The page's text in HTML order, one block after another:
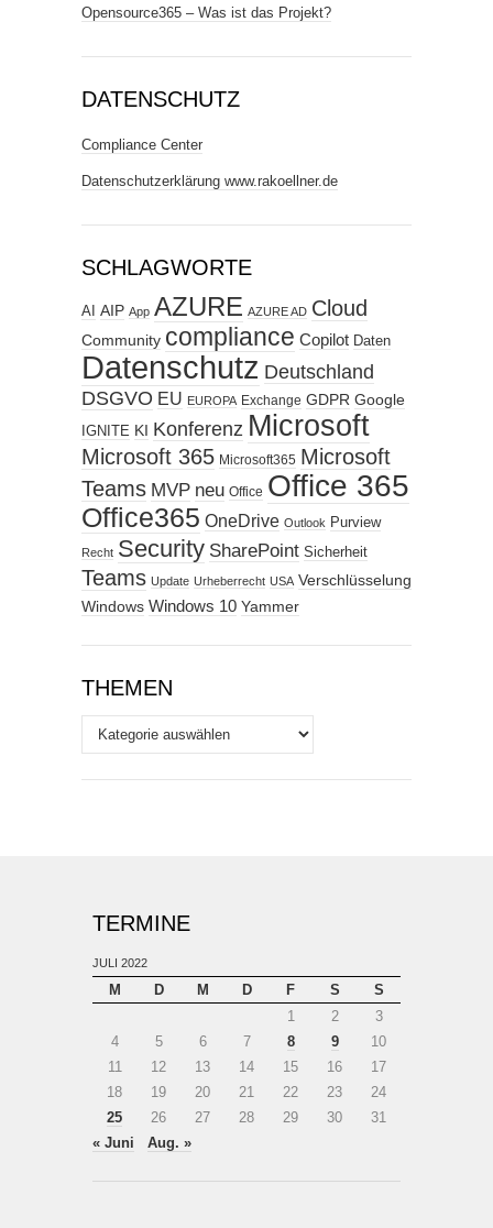
Opensource365 – Was ist das Projekt?
DATENSCHUTZ
Compliance Center
Datenschutzerklärung www.rakoellner.de
SCHLAGWORTE
AI AIP App AZURE AZURE AD Cloud
Community compliance Copilot Daten
Datenschutz Deutschland
DSGVO EU EUROPA Exchange GDPR Google
IGNITE KI Konferenz Microsoft
Microsoft 365 Microsoft365 Microsoft
Teams MVP neu Office Office 365
Office365 OneDrive Outlook Purview
Recht Security SharePoint Sicherheit
Teams Update Urheberrecht USA Verschlüsselung
Windows Windows 10 Yammer
THEMEN
Themen
TERMINE
JULI 2022
M D M D F S
S
1
2
3
4
5 6 7 8 9
10
11
12 13 14 15 16
17
18
19 20 21 22 23
24
25
26 27 28 29 30
31
« Juni
Aug. »